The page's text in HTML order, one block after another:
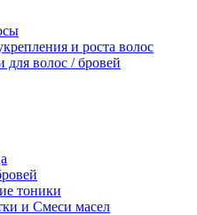
и роста волос
для волос / бровей
тоники
и Смеси масел